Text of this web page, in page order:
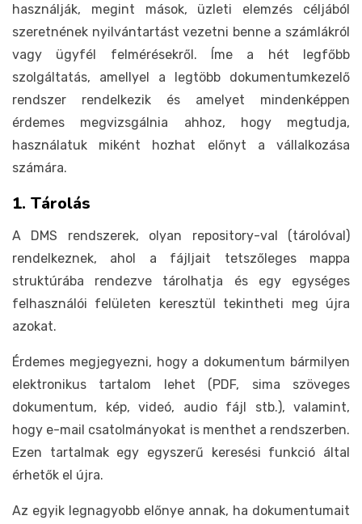
használják, megint mások, üzleti elemzés céljából
szeretnének nyilvántartást vezetni benne a számlákról
vagy ügyfél felmérésekről. Íme a hét legfőbb
szolgáltatás, amellyel a legtöbb dokumentumkezelő
rendszer rendelkezik és amelyet mindenképpen
érdemes megvizsgálnia ahhoz, hogy megtudja,
használatuk miként hozhat előnyt a vállalkozása
számára.
1. Tárolás
A DMS rendszerek, olyan repository-val (tárolóval)
rendelkeznek, ahol a fájljait tetszőleges mappa
struktúrába rendezve tárolhatja és egy egységes
felhasználói felületen keresztül tekintheti meg újra
azokat.
Érdemes megjegyezni, hogy a dokumentum bármilyen
elektronikus tartalom lehet (PDF, sima szöveges
dokumentum, kép, videó, audio fájl stb.), valamint,
hogy e-mail csatolmányokat is menthet a rendszerben.
Ezen tartalmak egy egyszerű keresési funkció által
érhetők el újra.
Az egyik legnagyobb előnye annak, ha dokumentumait